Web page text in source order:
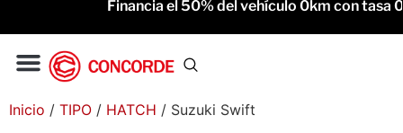
Financia el 50% del vehículo 0km con tasa
Inicio / TIPO / HATCH / Suzuki Swift